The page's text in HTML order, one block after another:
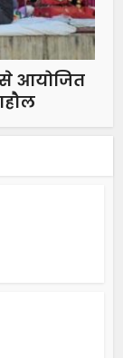
से आयोजित